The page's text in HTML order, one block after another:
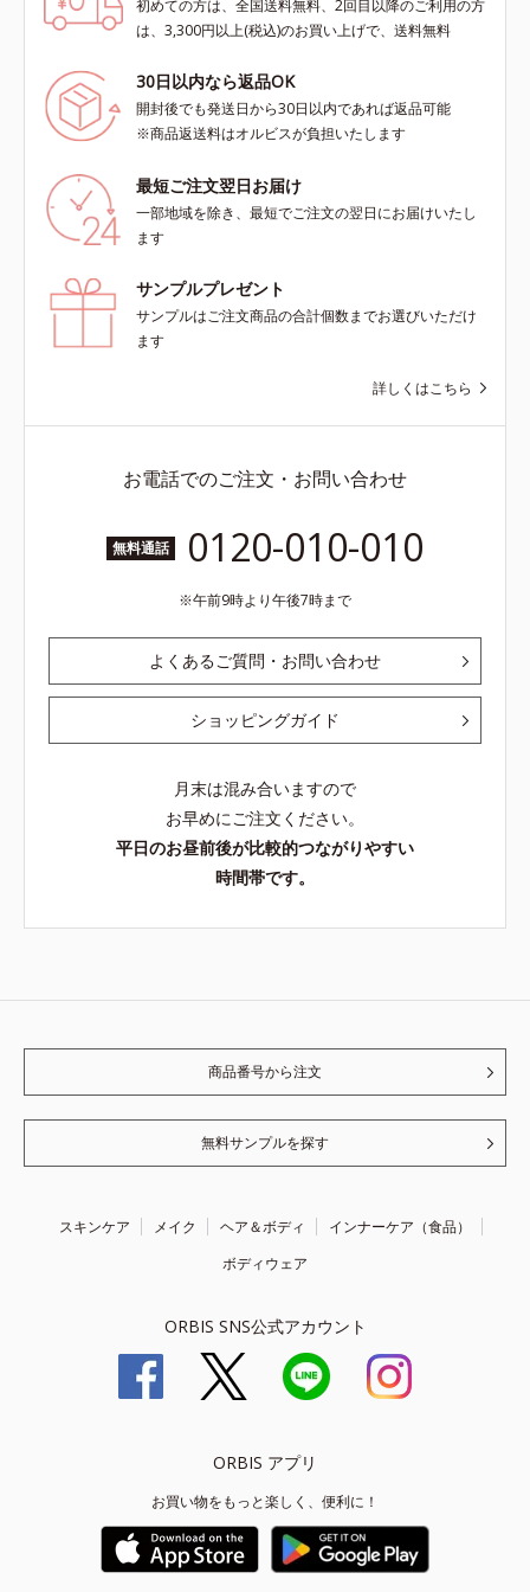
初めての方は、全国送料無料、2回目以降のご利用の方
は、3,300円以上(税込)のお買い上げで、送料無料
30日以内なら返品OK
開封後でも発送日から30日以内であれば返品可能
※商品返送料はオルビスが負担いたします
最短ご注文翌日お届け
一部地域を除き、最短でご注文の翌日にお届けいたし
ます
サンプルプレゼント
サンプルはご注文商品の合計個数までお選びいただけ
ます
詳しくはこちら
お電話でのご注文・お問い合わせ
無料通話 0120-010-010
午前9時より午後7時まで
よくあるご質問・お問い合わせ
ショッピングガイド
月末は混み合いますので
お早めにご注文ください。
平日のお昼前後が比較的つながりやすい
時間帯です。
商品番号から注文
無料サンプルを探す
スキンケア メイク ヘア＆ボディ
インナーケア（食品）
ボディウェア
ORBIS SNS公式アカウント
ORBIS アプリ
お買い物をもっと楽しく、便利に！